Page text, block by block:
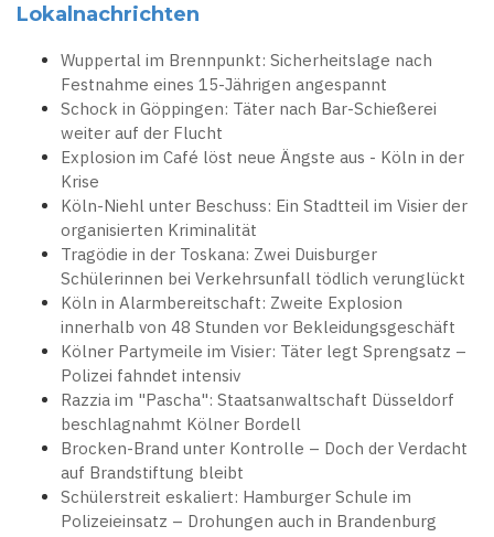
Lokalnachrichten
Wuppertal im Brennpunkt: Sicherheitslage nach
Festnahme eines 15-Jährigen angespannt
Schock in Göppingen: Täter nach Bar-Schießerei
weiter auf der Flucht
Explosion im Café löst neue Ängste aus - Köln in der
Krise
Köln-Niehl unter Beschuss: Ein Stadtteil im Visier der
organisierten Kriminalität
Tragödie in der Toskana: Zwei Duisburger
Schülerinnen bei Verkehrsunfall tödlich verunglückt
Köln in Alarmbereitschaft: Zweite Explosion
innerhalb von 48 Stunden vor Bekleidungsgeschäft
Kölner Partymeile im Visier: Täter legt Sprengsatz –
Polizei fahndet intensiv
Razzia im "Pascha": Staatsanwaltschaft Düsseldorf
beschlagnahmt Kölner Bordell
Brocken-Brand unter Kontrolle – Doch der Verdacht
auf Brandstiftung bleibt
Schülerstreit eskaliert: Hamburger Schule im
Polizeieinsatz – Drohungen auch in Brandenburg